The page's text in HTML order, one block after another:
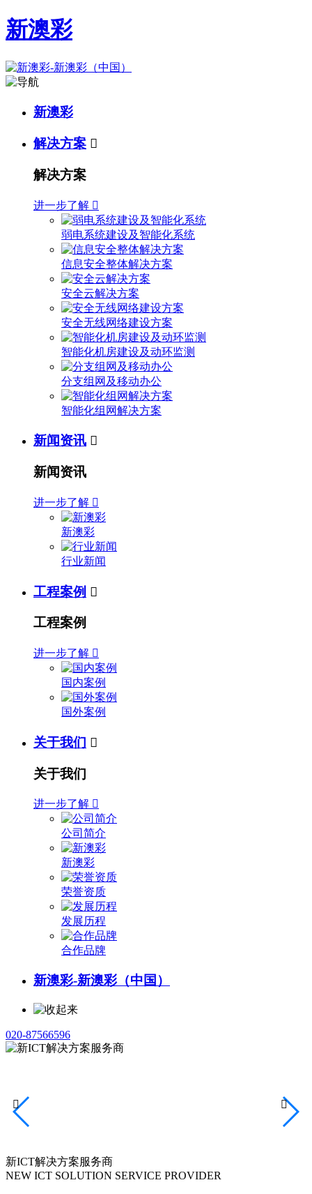
新澳彩
新澳彩
解决方案 
解决方案
进一步了解 
弱电系统建设及智能化系统
信息安全整体解决方案
安全云解决方案
安全无线网络建设方案
智能化机房建设及动环监测
分支组网及移动办公
智能化组网解决方案
新闻资讯 
新闻资讯
进一步了解 
新澳彩
行业新闻
工程案例 
工程案例
进一步了解 
国内案例
国外案例
关于我们 
关于我们
进一步了解 
公司简介
新澳彩
荣誉资质
发展历程
合作品牌
新澳彩-新澳彩（中国）
020-87566596
新ICT解决方案服务商
NEW ICT SOLUTION SERVICE PROVIDER
 